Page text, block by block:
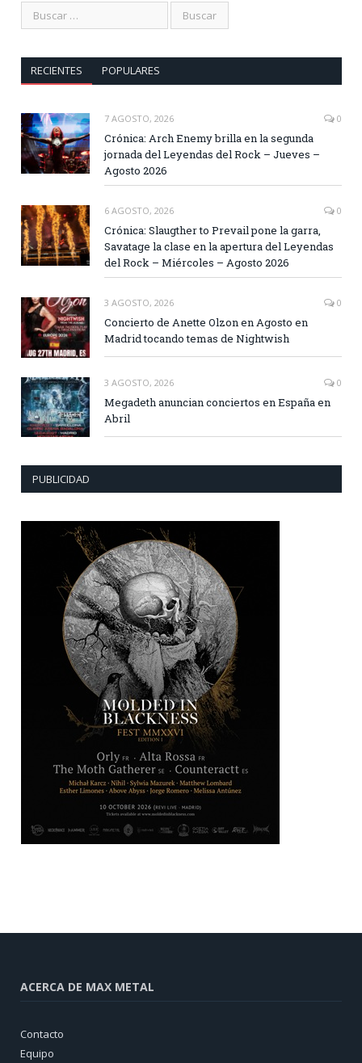
RECIENTES POPULARES
7 AGOSTO, 2026 0
Crónica: Arch Enemy brilla en la segunda
jornada del Leyendas del Rock – Jueves –
Agosto 2026
6 AGOSTO, 2026 0
Crónica: Slaugther to Prevail pone la garra,
Savatage la clase en la apertura del Leyendas
del Rock – Miércoles – Agosto 2026
3 AGOSTO, 2026 0
Concierto de Anette Olzon en Agosto en
Madrid tocando temas de Nightwish
3 AGOSTO, 2026 0
Megadeth anuncian conciertos en España en
Abril
PUBLICIDAD
ACERCA DE MAX METAL
Contacto
Equipo